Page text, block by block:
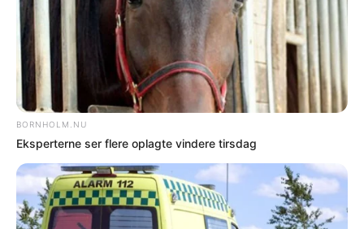
Nyere nyhed Ældre nyhed
FORKERTE FAKTA? Bornholm.nu skal ikke
offentliggøre faktuelle fejl. Hvis der er noget
i denne artikel, du føler er forkert, skal du
kontakte os på mail: red@bornholm.nu.
© Copyright 2026 Bornholm.nu. Denne artikel er beskyttet af lov om